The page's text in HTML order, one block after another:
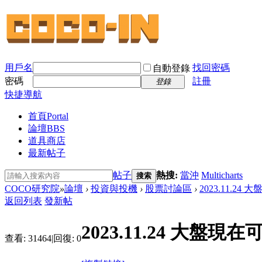
用戶名 自動登錄 找回密碼
密碼
登錄
註冊
快捷導航
首頁Portal
論壇BBS
道具商店
最新帖子
帖子 搜索 熱搜: 當沖 Multicharts
COCO研究院»論壇 › 投資與投機 › 股票討論區 › 2023.11.24 大
返回列表 發新帖
查看: 31464|回復: 02023.11.24 大盤現在